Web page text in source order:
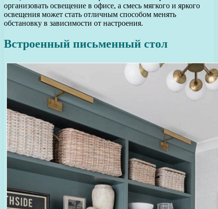
организовать освещение в офисе, а смесь мягкого и яркого
освещения может стать отличным способом менять
обстановку в зависимости от настроения.
Встроенный письменный стол